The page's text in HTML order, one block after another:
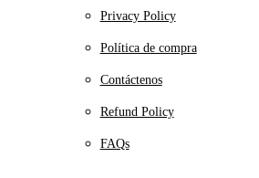
Privacy Policy
Política de compra
Contáctenos
Refund Policy
FAQs